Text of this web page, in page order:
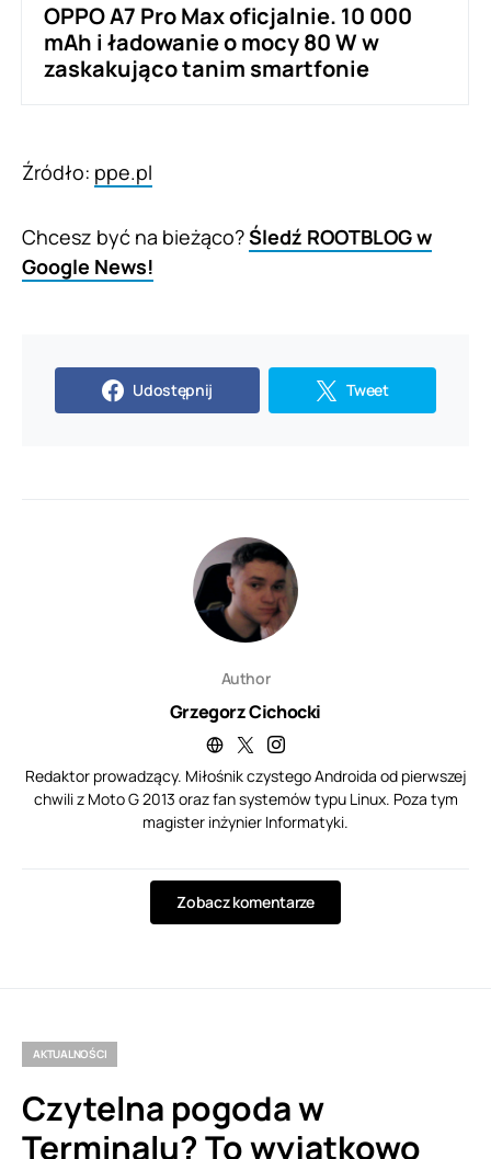
OPPO A7 Pro Max oficjalnie. 10 000
mAh i ładowanie o mocy 80 W w
zaskakująco tanim smartfonie
Źródło: ppe.pl
Chcesz być na bieżąco?Śledź ROOTBLOG w
Google News!
Udostępnij Tweet
Author
Grzegorz Cichocki
Redaktor prowadzący. Miłośnik czystego Androida od pierwszej
chwili z Moto G 2013 oraz fan systemów typu Linux. Poza tym
magister inżynier Informatyki.
Zobacz komentarze
AKTUALNOŚCI
Czytelna pogoda w
Terminalu? To wyjątkowo